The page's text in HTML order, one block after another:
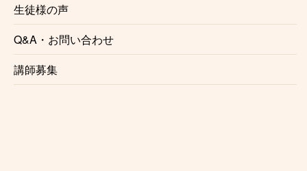
生徒様の声
Q&A・お問い合わせ
講師募集
すい練習方法をお伝えします。